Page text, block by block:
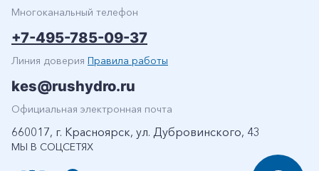
МЫ В СОЦСЕТЯХ
Многоканальный телефон
+7-495-785-09-37
Линия доверия Правила работы
kes@rushydro.ru
Официальная электронная почта
660017, г. Красноярск, ул. Дубровинского, 43